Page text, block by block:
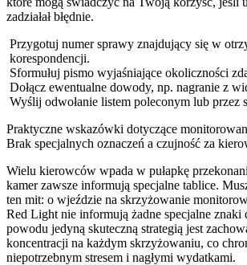
zadziałał błędnie.
Przygotuj numer sprawy znajdujący się w
korespondencji.
Sformułuj pismo wyjaśniające okoliczności
Dołącz ewentualne dowody, np. nagranie z
Wyślij odwołanie listem poleconym lub przez
Praktyczne wskazówki dotyczące
Brak specjalnych oznaczeń a czujność za
Wielu kierowców wpada w pułapkę
kamer zawsze informują specjalne tablice.
ten mit: o wjeździe na skrzyżowanie
Red Light nie informują żadne specjalne znaki
powodu jedyną skuteczną strategią jest
koncentracji na każdym skrzyżowaniu, co
niepotrzebnym stresem i nagłymi wydatkami.